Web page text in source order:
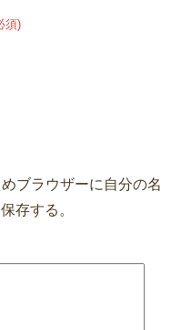
須)
ブラウザーに自分の名
存する。